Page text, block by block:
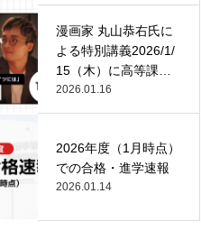
漫画家 丸山恭右氏に
よる特別講義2026/1/
15（木）に高等課
程…
2026.01.16
2026年度（1月時点）
での合格・進学速報
2026.01.14